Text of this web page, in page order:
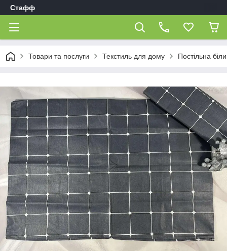
Стафф
Товари та послуги Текстиль для дому Постільна